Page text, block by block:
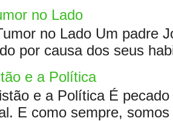
no Lado
no Lado Um padre
por causa dos seus
e a Política
e a Política É
E como sempre,